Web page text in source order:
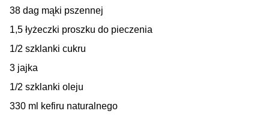
38 dag mąki pszennej
1,5 łyżeczki proszku do pieczenia
1/2 szklanki cukru
3 jajka
1/2 szklanki oleju
330 ml kefiru naturalnego